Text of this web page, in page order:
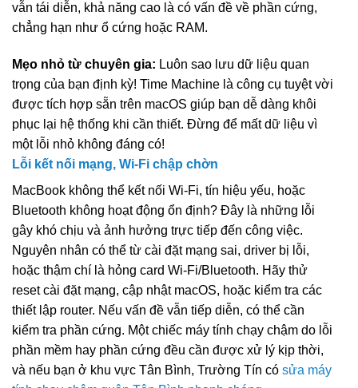
vẫn tái diễn, khả năng cao là có vấn đề về phần cứng,
chẳng hạn như ổ cứng hoặc RAM.
Mẹo nhỏ từ chuyên gia: Luôn sao lưu dữ liệu quan
trọng của bạn định kỳ! Time Machine là công cụ tuyệt vời
được tích hợp sẵn trên macOS giúp bạn dễ dàng khôi
phục lại hệ thống khi cần thiết. Đừng để mất dữ liệu vì
một lỗi nhỏ không đáng có!
Lỗi kết nối mạng, Wi-Fi chập chờn
MacBook không thể kết nối Wi-Fi, tín hiệu yếu, hoặc
Bluetooth không hoạt động ổn định? Đây là những lỗi
gây khó chịu và ảnh hưởng trực tiếp đến công việc.
Nguyên nhân có thể từ cài đặt mạng sai, driver bị lỗi,
hoặc thậm chí là hỏng card Wi-Fi/Bluetooth. Hãy thử
reset cài đặt mạng, cập nhật macOS, hoặc kiểm tra các
thiết lập router. Nếu vấn đề vẫn tiếp diễn, có thể cần
kiểm tra phần cứng. Một chiếc máy tính chạy chậm do lỗi
phần mềm hay phần cứng đều cần được xử lý kịp thời,
và nếu bạn ở khu vực Tân Bình, Trường Tín có sửa máy